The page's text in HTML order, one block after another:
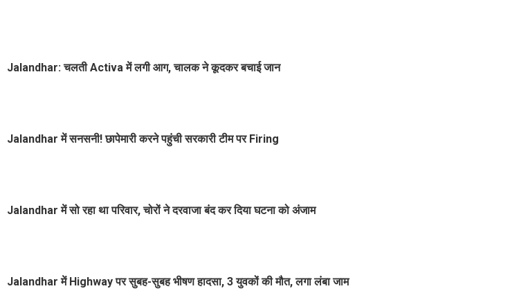
Jalandhar: चलती Activa में लगी आग, चालक ने कूदकर बचाई जान
Jalandhar में सनसनी! छापेमारी करने पहुंची सरकारी टीम पर Firing
Jalandhar में सो रहा था परिवार, चोरों ने दरवाजा बंद कर दिया घटना को अंजाम
Jalandhar में Highway पर सुबह-सुबह भीषण हादसा, 3 युवकों की मौत, लगा लंबा जाम